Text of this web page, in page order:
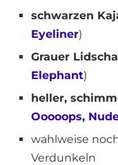
schwarzen
Eyeliner)
Grauer
Elephant)
heller,
Ooooops,
wahlweise
Verdunkeln